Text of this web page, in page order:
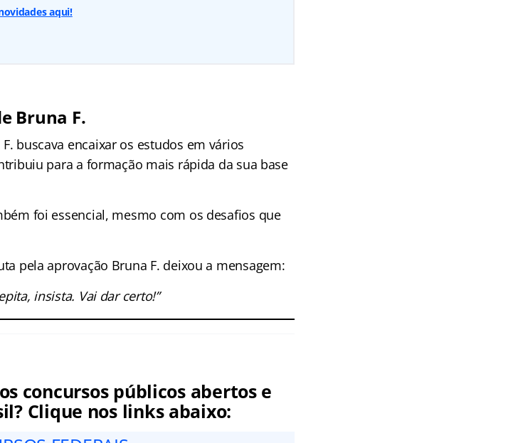
aqui!
Bruna F.
buscava encaixar os estudos em vários
para a formação mais rápida da sua base
foi essencial, mesmo com os desafios que
pela aprovação Bruna F. deixou a mensagem:
insista. Vai dar certo!”
concursos públicos abertos e
Clique nos links abaixo: